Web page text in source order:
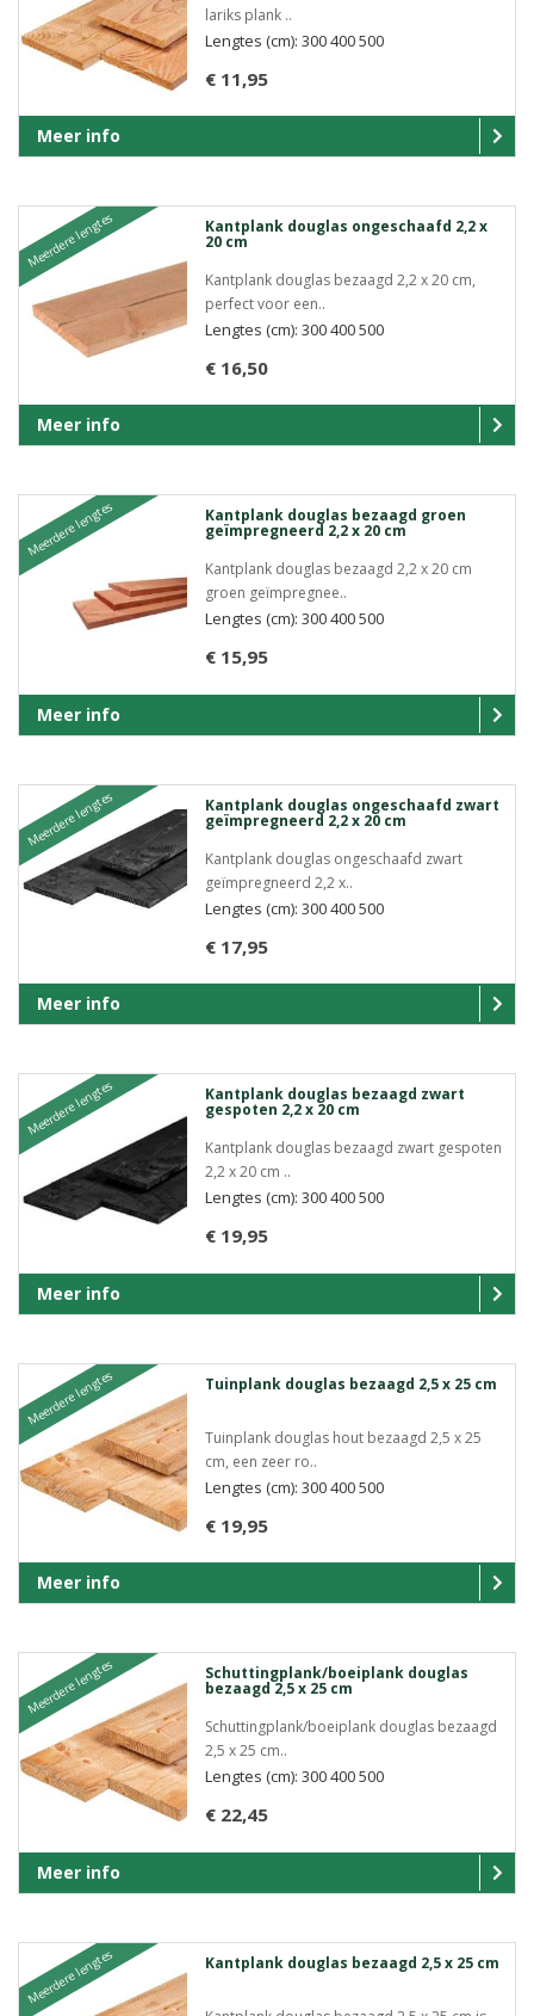
lariks plank ..
€ 11,95
Lengtes (cm): 300 400 500
Meer info
Meerdere lengtes Kantplank douglas ongeschaafd 2,2 x
20 cm
Kantplank douglas bezaagd 2,2 x 20 cm,
perfect voor een..
€ 16,50
Lengtes (cm): 300 400 500
Meer info
Meerdere lengtes Kantplank douglas bezaagd groen
geïmpregneerd 2,2 x 20 cm
Kantplank douglas bezaagd 2,2 x 20 cm
groen geïmpregnee..
€ 15,95
Lengtes (cm): 300 400 500
Meer info
Meerdere lengtes Kantplank douglas ongeschaafd zwart
geïmpregneerd 2,2 x 20 cm
Kantplank douglas ongeschaafd zwart
geïmpregneerd 2,2 x..
€ 17,95
Lengtes (cm): 300 400 500
Meer info
Meerdere lengtes Kantplank douglas bezaagd zwart
gespoten 2,2 x 20 cm
Kantplank douglas bezaagd zwart gespoten
2,2 x 20 cm ..
€ 19,95
Lengtes (cm): 300 400 500
Meer info
Meerdere lengtes Tuinplank douglas bezaagd 2,5 x 25 cm
Tuinplank douglas hout bezaagd 2,5 x 25
cm, een zeer ro..
€ 19,95
Lengtes (cm): 300 400 500
Meer info
Meerdere lengtes Schuttingplank/boeiplank douglas
bezaagd 2,5 x 25 cm
Schuttingplank/boeiplank douglas bezaagd
2,5 x 25 cm..
€ 22,45
Lengtes (cm): 300 400 500
Meer info
Meerdere lengtes Kantplank douglas bezaagd 2,5 x 25 cm